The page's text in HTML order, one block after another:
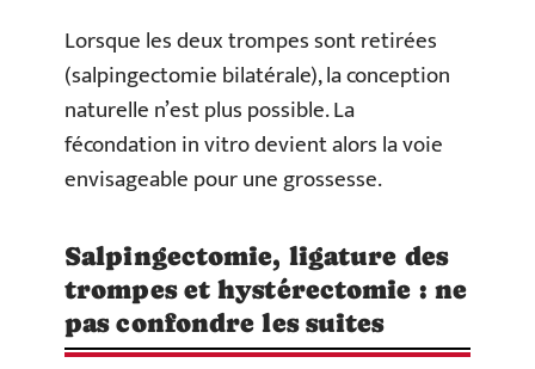
Lorsque les deux trompes sont retirées
(salpingectomie bilatérale), la conception
naturelle n’est plus possible. La
fécondation in vitro devient alors la voie
envisageable pour une grossesse.
Salpingectomie, ligature des
trompes et hystérectomie : ne
pas confondre les suites